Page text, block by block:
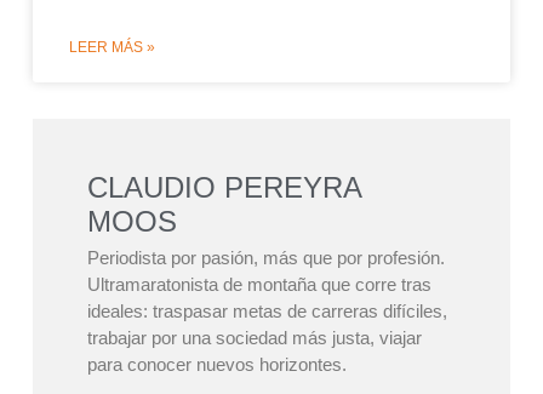
LEER MÁS »
CLAUDIO PEREYRA
MOOS
Periodista por pasión, más que por profesión.
Ultramaratonista de montaña que corre tras
ideales: traspasar metas de carreras difíciles,
trabajar por una sociedad más justa, viajar
para conocer nuevos horizontes.